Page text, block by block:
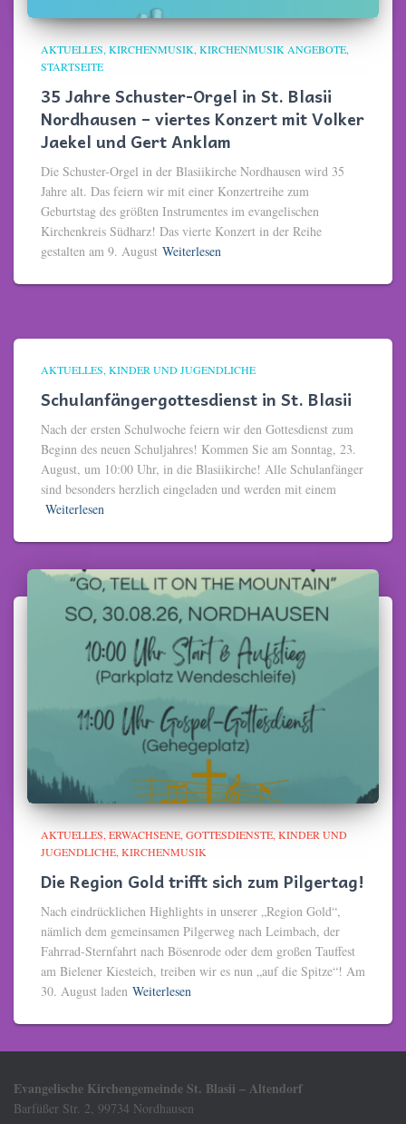
AKTUELLES KIRCHENMUSIK KIRCHENMUSIK ANGEBOTE
STARTSEITE
35 Jahre Schuster-Orgel in St. Blasii
Nordhausen – viertes Konzert mit Volker
Jaekel und Gert Anklam
Die Schuster-Orgel in der Blasiikirche Nordhausen wird 35
Jahre alt. Das feiern wir mit einer Konzertreihe zum
Geburtstag des größten Instrumentes im evangelischen
Kirchenkreis Südharz! Das vierte Konzert in der Reihe
gestalten am 9. August Weiterlesen
AKTUELLES KINDER UND JUGENDLICHE
Schulanfängergottesdienst in St. Blasii
Nach der ersten Schulwoche feiern wir den Gottesdienst zum
Beginn des neuen Schuljahres! Kommen Sie am Sonntag, 23.
August, um 10:00 Uhr, in die Blasiikirche! Alle Schulanfänger
sind besonders herzlich eingeladen und werden mit einem
Weiterlesen
AKTUELLES ERWACHSENE GOTTESDIENSTE KINDER UND
JUGENDLICHE KIRCHENMUSIK
Die Region Gold trifft sich zum Pilgertag!
Nach eindrücklichen Highlights in unserer „Region Gold“,
nämlich dem gemeinsamen Pilgerweg nach Leimbach, der
Fahrrad-Sternfahrt nach Bösenrode oder dem großen Tauffest
am Bielener Kiesteich, treiben wir es nun „auf die Spitze“! Am
30. August laden Weiterlesen
Evangelische Kirchengemeinde St. Blasii – Altendorf
Barfüßer Str. 2, 99734 Nordhausen